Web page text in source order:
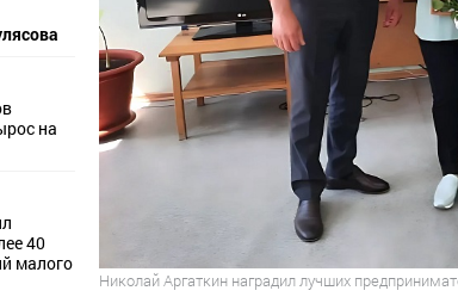
на
40
малого
Николай Аргаткин наградил лучших